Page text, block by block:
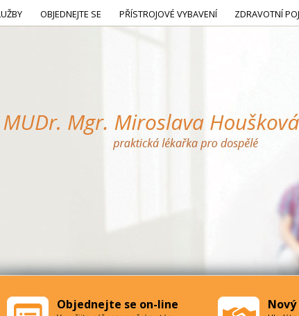
OBJEDNEJTE SE PŘÍSTROJOVÉ VYBAVENÍ ZDRAVOTNÍ
Objednejte se on-line